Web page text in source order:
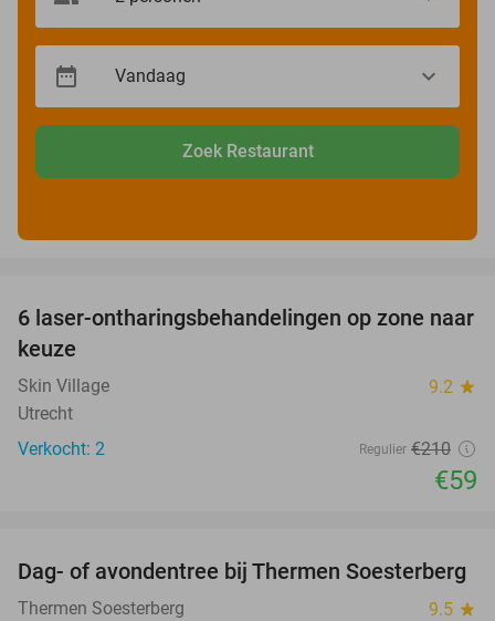
Zoek Restaurant
72%
6 laser-ontharingsbehandelingen op zone naar
keuze
Skin Village 9.2 star
Utrecht
Verkocht: 2
Regulier €210
€59
29%
Dag- of avondentree bij Thermen Soesterberg
Thermen Soesterberg 9.5 star